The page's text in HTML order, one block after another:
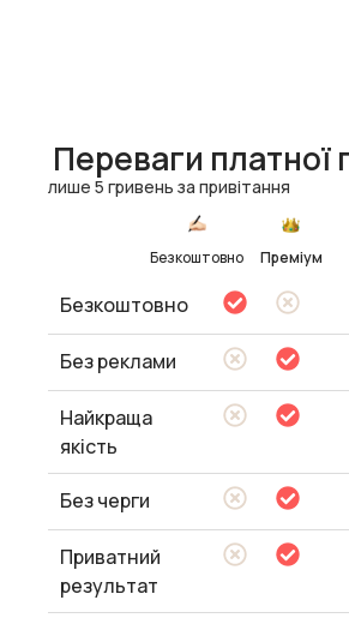
Переваги платної
лише 5 гривень за привітання
Безкоштовно Преміум
Безкоштовно
Без реклами
Найкраща
якість
Без черги
Приватний
результат